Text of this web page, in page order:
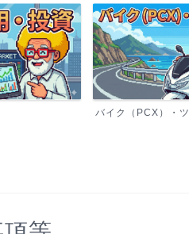
ーリング シニアライフ・日記